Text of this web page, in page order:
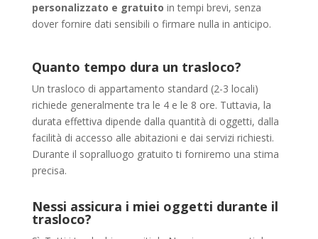
personalizzato e gratuito in tempi brevi, senza
dover fornire dati sensibili o firmare nulla in anticipo.
Quanto tempo dura un trasloco?
Un trasloco di appartamento standard (2-3 locali)
richiede generalmente tra le 4 e le 8 ore. Tuttavia, la
durata effettiva dipende dalla quantità di oggetti, dalla
facilità di accesso alle abitazioni e dai servizi richiesti.
Durante il sopralluogo gratuito ti forniremo una stima
precisa.
Nessi assicura i miei oggetti durante il
trasloco?